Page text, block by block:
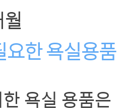
요한 욕실용품
욕실 용품은